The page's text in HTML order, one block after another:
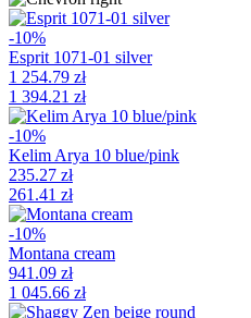
-10%
Esprit 1071-01 silver
1 254.79 zł
1 394.21 zł
-10%
Kelim Arya 10 blue/pink
235.27 zł
261.41 zł
-10%
Montana cream
941.09 zł
1 045.66 zł